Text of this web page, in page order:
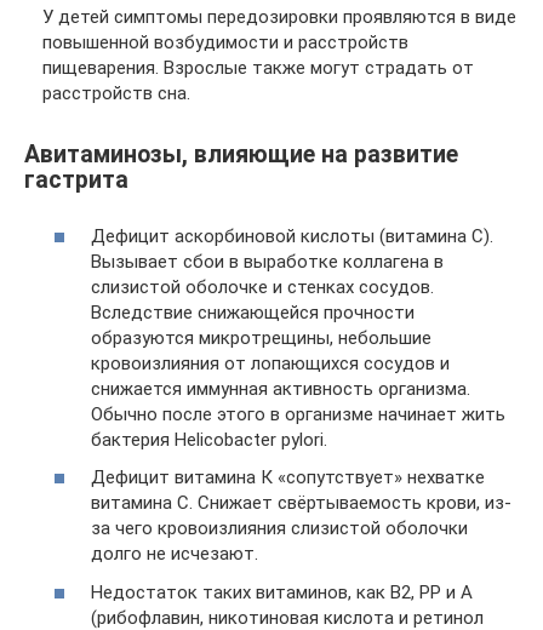
У детей симптомы передозировки проявляются в виде
повышенной возбудимости и расстройств
пищеварения. Взрослые также могут страдать от
расстройств сна.
Авитаминозы, влияющие на развитие
гастрита
Дефицит аскорбиновой кислоты (витамина С).
Вызывает сбои в выработке коллагена в
слизистой оболочке и стенках сосудов.
Вследствие снижающейся прочности
образуются микротрещины, небольшие
кровоизлияния от лопающихся сосудов и
снижается иммунная активность организма.
Обычно после этого в организме начинает жить
бактерия Helicobacter pylori.
Дефицит витамина К «сопутствует» нехватке
витамина С. Снижает свёртываемость крови, из-
за чего кровоизлияния слизистой оболочки
долго не исчезают.
Недостаток таких витаминов, как В2, РР и А
(рибофлавин, никотиновая кислота и ретинол